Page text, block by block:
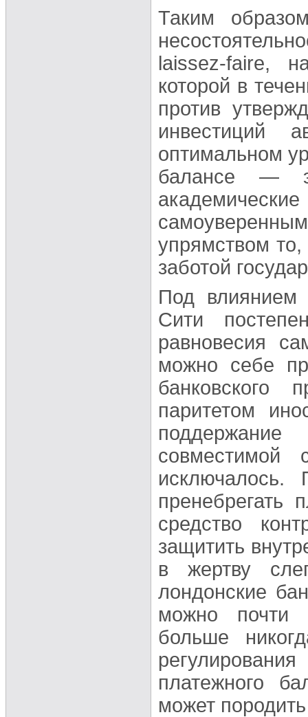
Таким
laissez-faire,
которой в
против
инвестиций
оптимальном
балансе —
упрямством
заботой
Под влиянием
Сити
равновесия
можно себе
банковского
паритетом
совместимой
исключалось.
пренебрегать
средство
защитить
в жертву
лондонские
можно почти
больше
платежного
может